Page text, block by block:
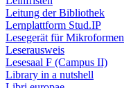
Leitung der Bibliothek
Lernplattform Stud.IP
Lesegerät für Mikroformen
Leserausweis
Lesesaal F (Campus II)
Library in a nutshell